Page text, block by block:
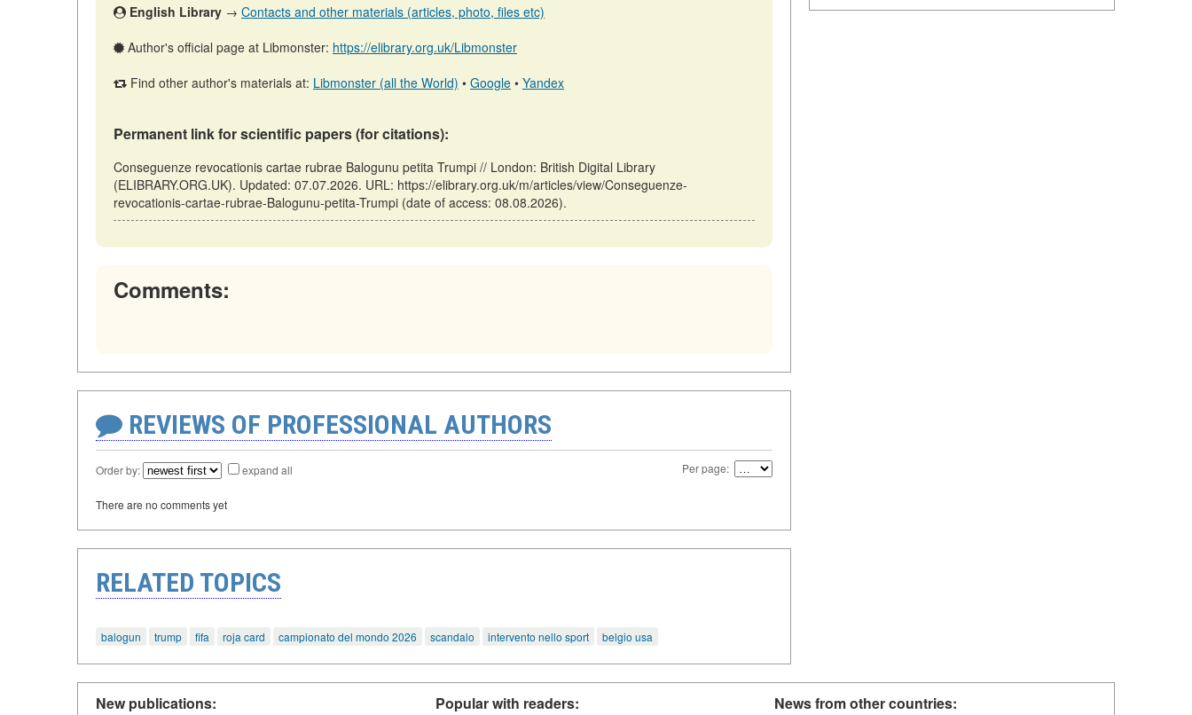
English Library → Contacts and other materials (articles, photo, files etc)
Author's official page at Libmonster: https://elibrary.org.uk/Libmonster
Find other author's materials at: Libmonster (all the World) • Google • Yandex
Permanent link for scientific papers (for citations):
Conseguenze revocationis cartae rubrae Balogunu petita Trumpi // London: British Digital Library
(ELIBRARY.ORG.UK). Updated: 07.07.2026. URL: https://elibrary.org.uk/m/articles/view/Conseguenze-
revocationis-cartae-rubrae-Balogunu-petita-Trumpi (date of access: 08.08.2026).
Comments:
REVIEWS OF PROFESSIONAL AUTHORS
Order by: expand all Per page:
There are no comments yet
RELATED TOPICS
balogun trump fifa roja card campionato del mondo 2026 scandalo intervento nello sport belgio usa
New publications: Popular with readers: News from other countries: